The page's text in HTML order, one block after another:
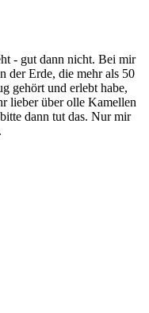
- gut dann nicht. Bei mir
der Erde, die mehr als 50
gehört und erlebt habe,
lieber über olle Kamellen
dann tut das. Nur mir